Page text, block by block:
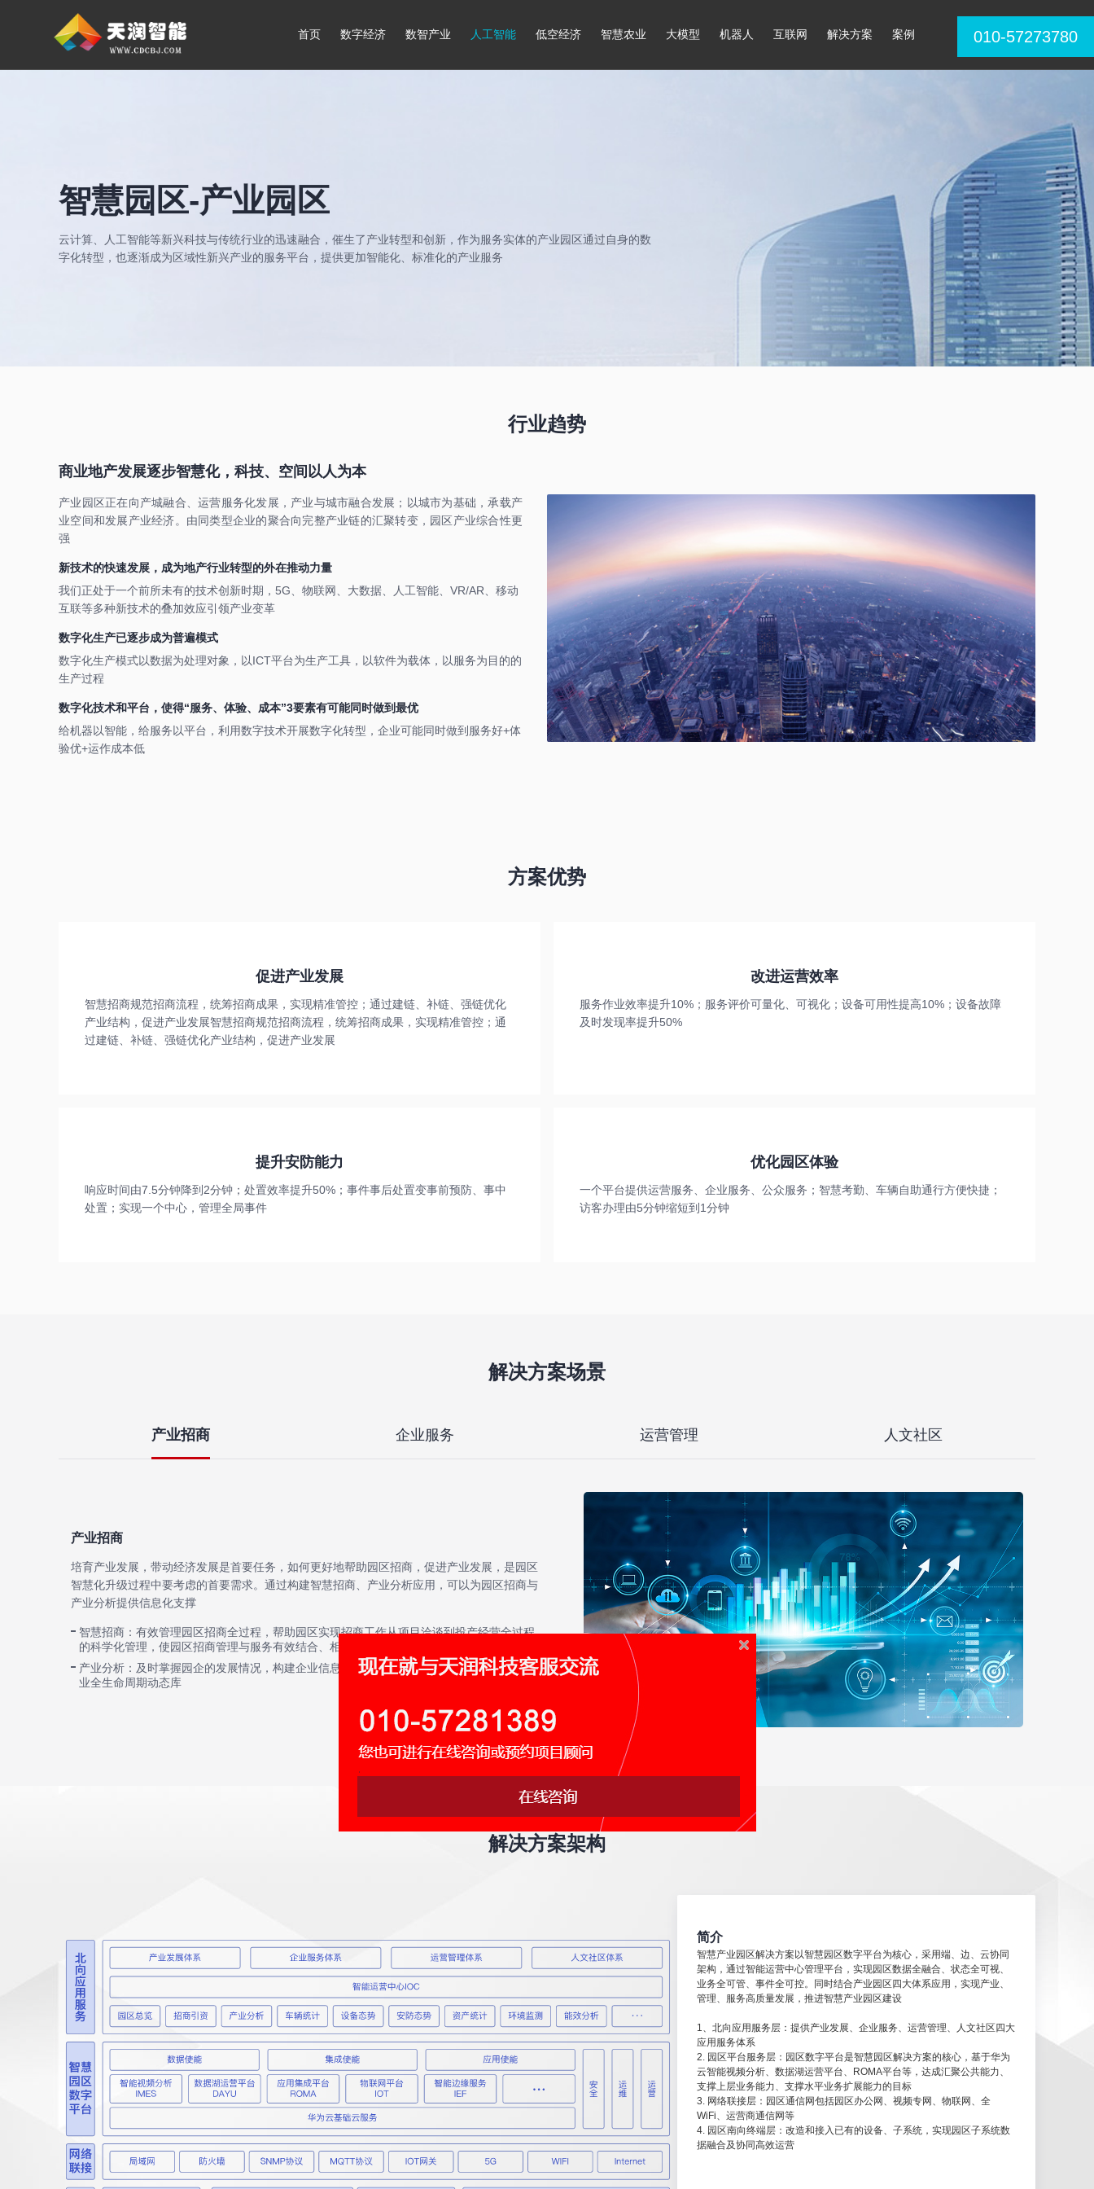
首页 数字经济 数智产业 人工智能 低空经济 智慧农业 大模型 机器人 互联网 解决方案 案例 010-57273780
智慧园区-产业园区
云计算、人工智能等新兴科技与传统行业的迅速融合，催生了产业转型和创新，作为服务实体的产业园区通过自身的数
字化转型，也逐渐成为区域性新兴产业的服务平台，提供更加智能化、标准化的产业服务
行业趋势
商业地产发展逐步智慧化，科技、空间以人为本
产业园区正在向产城融合、运营服务化发展，产业与城市融合发展；以城市为基础，承载产
业空间和发展产业经济。由同类型企业的聚合向完整产业链的汇聚转变，园区产业综合性更
强
新技术的快速发展，成为地产行业转型的外在推动力量
我们正处于一个前所未有的技术创新时期，5G、物联网、大数据、人工智能、VR/AR、移动
互联等多种新技术的叠加效应引领产业变革
数字化生产已逐步成为普遍模式
数字化生产模式以数据为处理对象，以ICT平台为生产工具，以软件为载体，以服务为目的的
生产过程
数字化技术和平台，使得“服务、体验、成本”3要素有可能同时做到最优
给机器以智能，给服务以平台，利用数字技术开展数字化转型，企业可能同时做到服务好+体
验优+运作成本低
方案优势
促进产业发展
智慧招商规范招商流程，统筹招商成果，实现精准管控；通过建链、补链、强链优化
产业结构，促进产业发展智慧招商规范招商流程，统筹招商成果，实现精准管控；通
过建链、补链、强链优化产业结构，促进产业发展
改进运营效率
服务作业效率提升10%；服务评价可量化、可视化；设备可用性提高10%；设备故障
及时发现率提升50%
提升安防能力
响应时间由7.5分钟降到2分钟；处置效率提升50%；事件事后处置变事前预防、事中
处置；实现一个中心，管理全局事件
优化园区体验
一个平台提供运营服务、企业服务、公众服务；智慧考勤、车辆自助通行方便快捷；
访客办理由5分钟缩短到1分钟
解决方案场景
产业招商 企业服务 运营管理 人文社区
产业招商
培育产业发展，带动经济发展是首要任务，如何更好地帮助园区招商，促进产业发展，是园区
智慧化升级过程中要考虑的首要需求。通过构建智慧招商、产业分析应用，可以为园区招商与
产业分析提供信息化支撑
智慧招商：有效管理园区招商全过程，帮助园区实现招商工作从项目洽谈到投产经营全过程
的科学化管理，使园区招商管理与服务有效结合、相辅相成
产业分析：及时掌握园企的发展情况，构建企业信息库来实现园企信息管理与服务，打造企
业全生命周期动态库
解决方案架构
简介
智慧产业园区解决方案以智慧园区数字平台为核心，采用端、边、云协同
架构，通过智能运营中心管理平台，实现园区数据全融合、状态全可视、
业务全可管、事件全可控。同时结合产业园区四大体系应用，实现产业、
管理、服务高质量发展，推进智慧产业园区建设
1、北向应用服务层：提供产业发展、企业服务、运营管理、人文社区四大
应用服务体系
2. 园区平台服务层：园区数字平台是智慧园区解决方案的核心，基于华为
云智能视频分析、数据湖运营平台、ROMA平台等，达成汇聚公共能力、
支撑上层业务能力、支撑水平业务扩展能力的目标
3. 网络联接层：园区通信网包括园区办公网、视频专网、物联网、全
WiFi、运营商通信网等
4. 园区南向终端层：改造和接入已有的设备、子系统，实现园区子系统数
据融合及协同高效运营